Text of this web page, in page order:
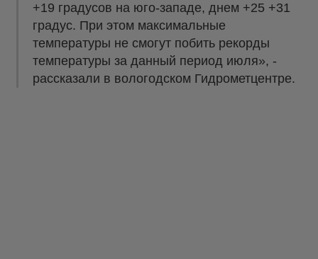
+19 градусов на юго-западе, днем +25 +31
градус. При этом максимальные
температуры не смогут побить рекорды
температуры за данный период июля», -
рассказали в вологодском Гидрометцентре.